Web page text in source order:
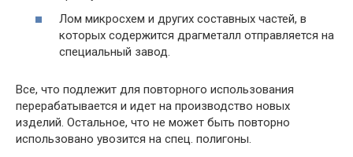
Лом микросхем и других составных частей, в
которых содержится драгметалл отправляется на
специальный завод.
Все, что подлежит для повторного использования
перерабатывается и идет на производство новых
изделий. Остальное, что не может быть повторно
использовано увозится на спец. полигоны.